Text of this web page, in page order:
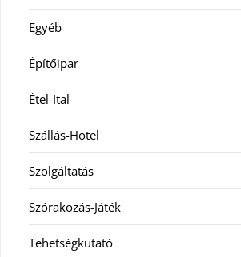
Egyéb
Építőipar
Étel-Ital
Szállás-Hotel
Szolgáltatás
Szórakozás-Játék
Tehetségkutató